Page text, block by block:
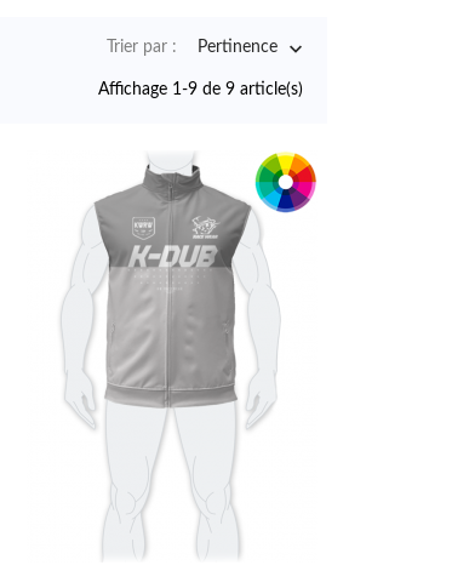
Trier par : Pertinence 
Affichage 1-9 de 9 article(s)